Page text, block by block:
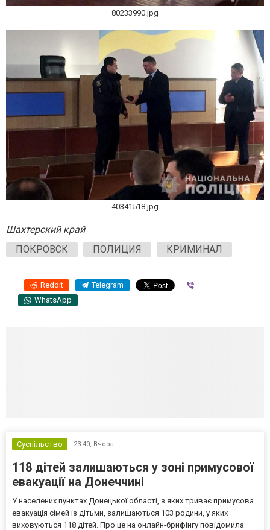
80233990.jpg
40341518.jpg
Шахтерский край
ПОКРОВСК
ПОЛИЦИЯ КРИМИНАЛ
Reddit Telegram
WhatsApp
Суспільство 23:40, Вчора
118 дітей залишаються у зоні примусової
евакуації на Донеччині
У населених пунктах Донецької області, з яких триває примусова
евакуація сімей із дітьми, залишаються 103 родини, у яких
виховуються 118 дітей. Про це на онлайн-брифінгу повідомила